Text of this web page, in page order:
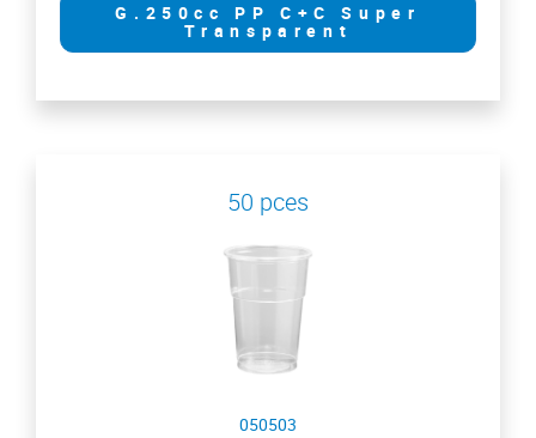
G.250cc PP C+C Super
Transparent
50 pces
050503